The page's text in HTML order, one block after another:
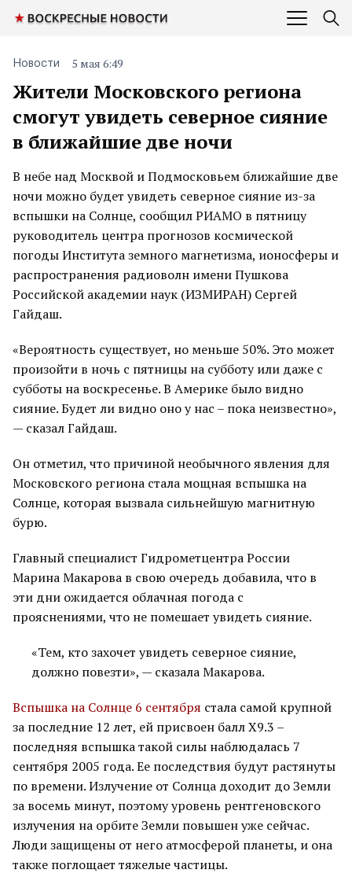
Жители Московского региона
смогут увидеть северное сияние
в ближайшие две ночи
Новости 5 мая 6:49
В небе над Москвой и Подмосковьем ближайшие две
ночи можно будет увидеть северное сияние из-за
вспышки на Солнце, сообщил РИАМО в пятницу
руководитель центра прогнозов космической
погоды Института земного магнетизма, ионосферы и
распространения радиоволн имени Пушкова
Российской академии наук (ИЗМИРАН) Сергей
Гайдаш.
«Вероятность существует, но меньше 50%. Это может
произойти в ночь с пятницы на субботу или даже с
субботы на воскресенье. В Америке было видно
сияние. Будет ли видно оно у нас – пока неизвестно»,
— сказал Гайдаш.
Он отметил, что причиной необычного явления для
Московского региона стала мощная вспышка на
Солнце, которая вызвала сильнейшую магнитную
бурю.
Главный специалист Гидрометцентра России
Марина Макарова в свою очередь добавила, что в
эти дни ожидается облачная погода с
прояснениями, что не помешает увидеть сияние.
«Тем, кто захочет увидеть северное сияние,
должно повезти», — сказала Макарова.
Вспышка на Солнце 6 сентября стала самой крупной
за последние 12 лет, ей присвоен балл X9.3 –
последняя вспышка такой силы наблюдалась 7
сентября 2005 года. Ее последствия будут растянуты
по времени. Излучение от Солнца доходит до Земли
за восемь минут, поэтому уровень рентгеновского
излучения на орбите Земли повышен уже сейчас.
Люди защищены от него атмосферой планеты, и она
также поглощает тяжелые частицы.